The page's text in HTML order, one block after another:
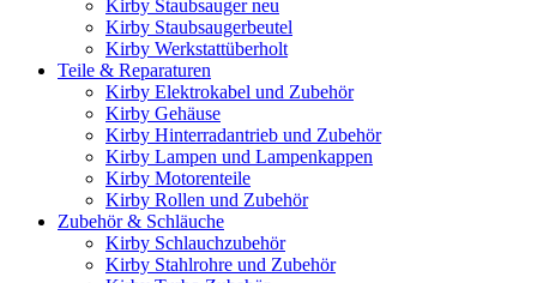
Kirby Staubsauger neu
Kirby Staubsaugerbeutel
Kirby Werkstattüberholt
Teile & Reparaturen
Kirby Elektrokabel und Zubehör
Kirby Gehäuse
Kirby Hinterradantrieb und Zubehör
Kirby Lampen und Lampenkappen
Kirby Motorenteile
Kirby Rollen und Zubehör
Zubehör & Schläuche
Kirby Schlauchzubehör
Kirby Stahlrohre und Zubehör